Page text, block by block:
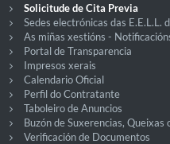
Solicitude de Cita Previa
Sedes electrónicas das E.E.L.L.
As miñas xestións -
Portal de Transparencia
Impresos xerais
Calendario Oficial
Perfil do Contratante
Taboleiro de Anuncios
Buzón de Suxerencias, Queixas
Verificación de Documentos